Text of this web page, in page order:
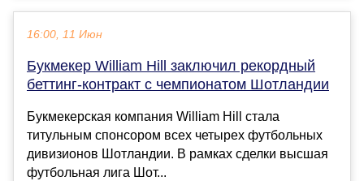
16:00, 11 Июн
Букмекер William Hill заключил рекордный
беттинг-контракт с чемпионатом Шотландии
Букмекерская компания William Hill стала
титульным спонсором всех четырех футбольных
дивизионов Шотландии. В рамках сделки высшая
футбольная лига Шот...